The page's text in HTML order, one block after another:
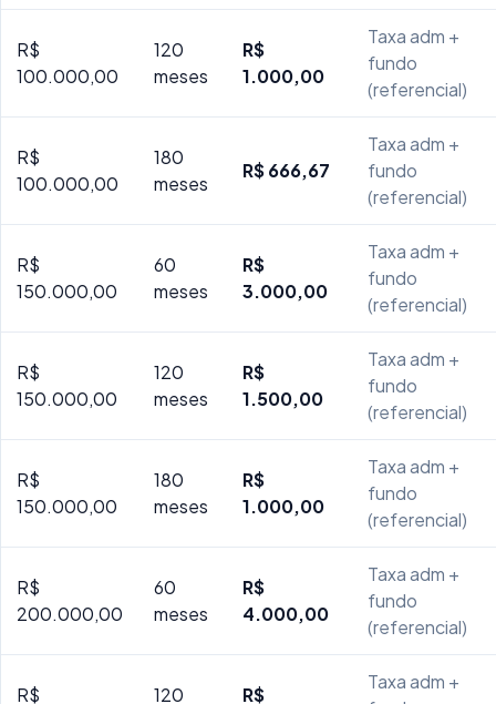
R$
100.000,00
120
meses
R$
1.000,00
Taxa adm +
fundo
(referencial)
R$
100.000,00
180
meses
R$ 666,67
Taxa adm +
fundo
(referencial)
R$
150.000,00
60
meses
R$
3.000,00
Taxa adm +
fundo
(referencial)
R$
150.000,00
120
meses
R$
1.500,00
Taxa adm +
fundo
(referencial)
R$
150.000,00
180
meses
R$
1.000,00
Taxa adm +
fundo
(referencial)
R$
200.000,00
60
meses
R$
4.000,00
Taxa adm +
fundo
(referencial)
R$
120
R$
Taxa adm +